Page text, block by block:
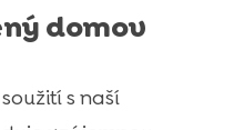
domov
s naší